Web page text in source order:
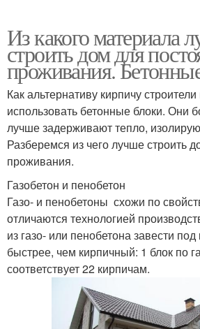
Из какого материала
строить дом для
проживания.
Как альтернативу кирпичу
использовать бетонные блоки. Они
лучше задерживают тепло,
Разберемся из чего лучше строить
проживания.
Газобетон и пенобетон
Газо- и пенобетоны схожи по
отличаются технологией
из газо- или пенобетона завести
быстрее, чем кирпичный: 1 блок по
соответствует 22 кирпичам.